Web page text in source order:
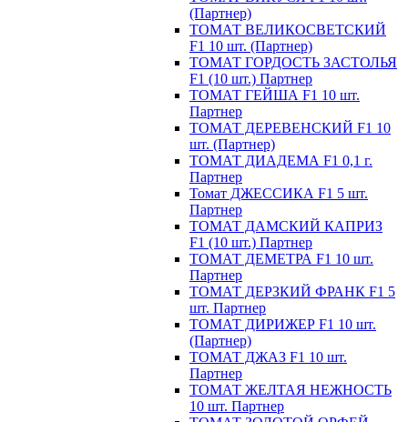
(Партнер)
ТОМАТ ВЕЛИКОСВЕТСКИЙ
F1 10 шт. (Партнер)
ТОМАТ ГОРДОСТЬ ЗАСТОЛЬЯ
F1 (10 шт.) Партнер
ТОМАТ ГЕЙША F1 10 шт.
Партнер
ТОМАТ ДЕРЕВЕНСКИЙ F1 10
шт. (Партнер)
ТОМАТ ДИАДЕМА F1 0,1 г.
Партнер
Томат ДЖЕССИКА F1 5 шт.
Партнер
ТОМАТ ДАМСКИЙ КАПРИЗ
F1 (10 шт.) Партнер
ТОМАТ ДЕМЕТРА F1 10 шт.
Партнер
ТОМАТ ДЕРЗКИЙ ФРАНК F1 5
шт. Партнер
ТОМАТ ДИРИЖЕР F1 10 шт.
(Партнер)
ТОМАТ ДЖАЗ F1 10 шт.
Партнер
ТОМАТ ЖЕЛТАЯ НЕЖНОСТЬ
10 шт. Партнер